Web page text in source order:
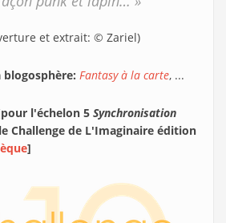
et extrait: © Zariel)
blogosphère: Fantasy à la carte, ...
l'échelon 5 Synchronisation
Challenge de L'Imaginaire édition
]